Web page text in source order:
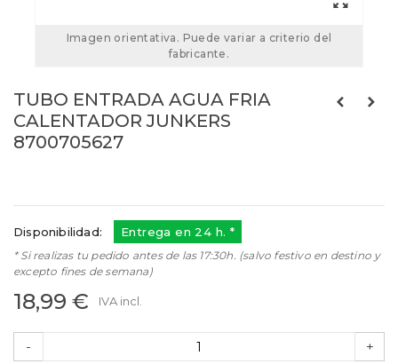
Imagen orientativa. Puede variar a criterio del
fabricante.
TUBO ENTRADA AGUA FRIA
CALENTADOR JUNKERS
8700705627
Disponibilidad: Entrega en 24 h. *
* Si realizas tu pedido antes de las 17:30h. (salvo festivo en destino y
excepto fines de semana)
18,99 € IVA incl.
- +